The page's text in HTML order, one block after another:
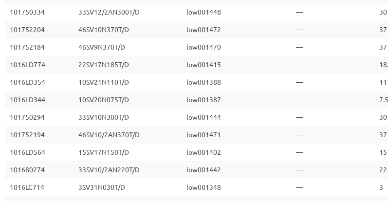
101750334 33SV12/2AN300T/D low001448 — 30
101752204 46SV10N370T/D low001472 — 37
101752184 46SV9N370T/D low001470 — 37
1016LD774 22SV17N185T/D low001415 —
1016LD354 10SV21N110T/D low001388 — 11
1016LD344 10SV20N075T/D low001387 — 7.5
101750294 33SV10N300T/D low001444 — 30
101752194 46SV10/2AN370T/D low001471 — 37
1016LD564 15SV17N150T/D low001402 — 15
101680274 33SV10/2AN220T/D low001442 — 22
1016LC714 3SV31N030T/D low001348 — 3